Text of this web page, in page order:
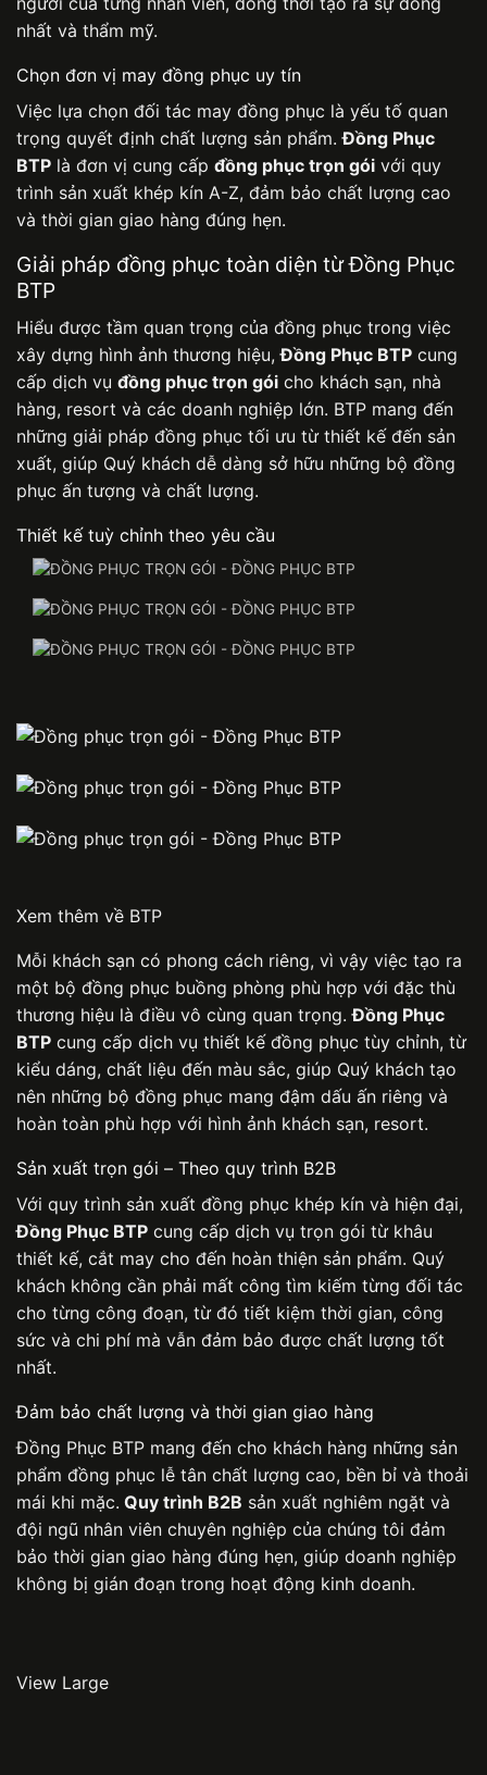
nhất và thẩm mỹ.
Chọn đơn vị may đồng phục uy tín
Việc lựa chọn đối tác may đồng phục là yếu tố quan
trọng quyết định chất lượng sản phẩm.Đồng Phục
BTP là đơn vị cung cấp đồng phục trọn gói với quy
trình sản xuất khép kín A-Z, đảm bảo chất lượng cao
và thời gian giao hàng đúng hẹn.
Giải pháp đồng phục toàn diện từ Đồng Phục
BTP
Hiểu được tầm quan trọng của đồng phục trong việc
xây dựng hình ảnh thương hiệu, Đồng Phục BTP cung
cấp dịch vụ đồng phục trọn gói cho khách sạn, nhà
hàng, resort và các doanh nghiệp lớn. BTP mang đến
những giải pháp đồng phục tối ưu từ thiết kế đến sản
xuất, giúp Quý khách dễ dàng sở hữu những bộ đồng
phục ấn tượng và chất lượng.
Thiết kế tuỳ chỉnh theo yêu cầu
Xem thêm về BTP
Mỗi khách sạn có phong cách riêng, vì vậy việc tạo ra
một bộ đồng phục buồng phòng phù hợp với đặc thù
thương hiệu là điều vô cùng quan trọng.Đồng Phục
BTP cung cấp dịch vụ thiết kế đồng phục tùy chỉnh, từ
kiểu dáng, chất liệu đến màu sắc, giúp Quý khách tạo
nên những bộ đồng phục mang đậm dấu ấn riêng và
hoàn toàn phù hợp với hình ảnh khách sạn, resort.
Sản xuất trọn gói – Theo quy trình B2B
Với quy trình sản xuất đồng phục khép kín và hiện đại,
Đồng Phục BTP cung cấp dịch vụ trọn gói từ khâu
thiết kế, cắt may cho đến hoàn thiện sản phẩm. Quý
khách không cần phải mất công tìm kiếm từng đối tác
cho từng công đoạn, từ đó tiết kiệm thời gian, công
sức và chi phí mà vẫn đảm bảo được chất lượng tốt
nhất.
Đảm bảo chất lượng và thời gian giao hàng
Đồng Phục BTP mang đến cho khách hàng những sản
phẩm đồng phục lễ tân chất lượng cao, bền bỉ và thoải
mái khi mặc. Quy trình B2B sản xuất nghiêm ngặt và
đội ngũ nhân viên chuyên nghiệp của chúng tôi đảm
bảo thời gian giao hàng đúng hẹn, giúp doanh nghiệp
không bị gián đoạn trong hoạt động kinh doanh.
View Large